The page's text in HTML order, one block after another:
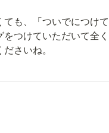
も、「ついでにつけて
つけていただいて全く
さいね。